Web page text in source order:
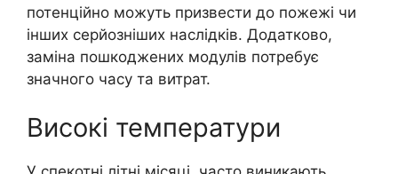
потенційно можуть призвести до пожежі чи
інших серйозніших наслідків. Додатково,
заміна пошкоджених модулів потребує
значного часу та витрат.
Високі температури